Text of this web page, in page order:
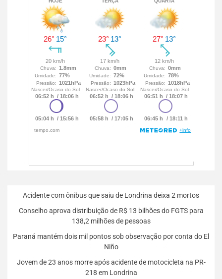
Acidente com ônibus que saiu de Londrina deixa 2 mortos
Conselho aprova distribuição de R$ 13 bilhões do FGTS para
138,2 milhões de pessoas
Paraná mantém dois mil pontos sob observação por conta do El
Niño
Jovem de 23 anos morre após acidente de motocicleta na PR-
218 em Londrina